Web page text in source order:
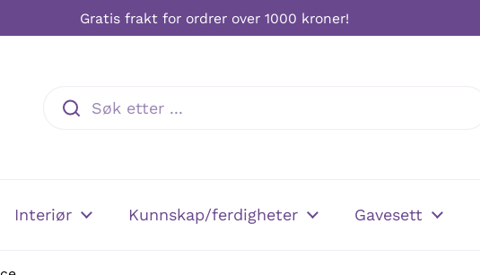
Gratis frakt for ordrer over 1000 kroner!
Interiør Kunnskap/ferdigheter Gavesett